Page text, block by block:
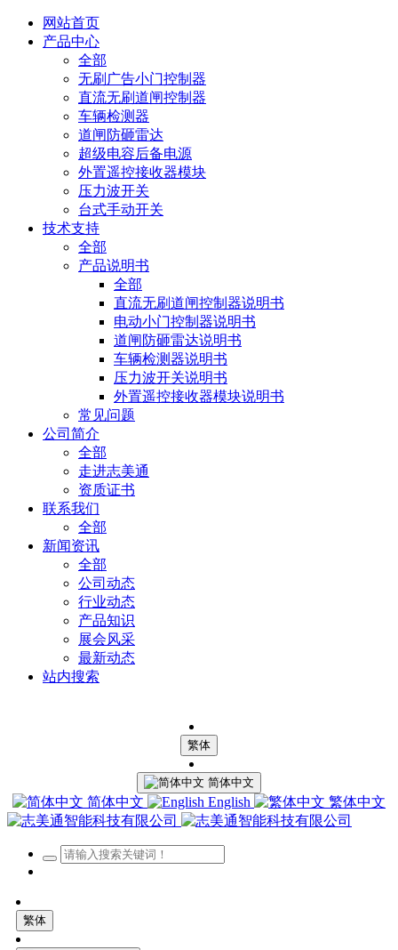
网站首页
产品中心
全部
无刷广告小门控制器
直流无刷道闸控制器
车辆检测器
道闸防砸雷达
超级电容后备电源
外置遥控接收器模块
压力波开关
台式手动开关
技术支持
全部
产品说明书
全部
直流无刷道闸控制器说明书
电动小门控制器说明书
道闸防砸雷达说明书
车辆检测器说明书
压力波开关说明书
外置遥控接收器模块说明书
常见问题
公司简介
全部
走进志美通
资质证书
联系我们
全部
新闻资讯
全部
公司动态
行业动态
产品知识
展会风采
最新动态
站内搜索
繁体
简体中文
简体中文 English 繁体中文
繁体